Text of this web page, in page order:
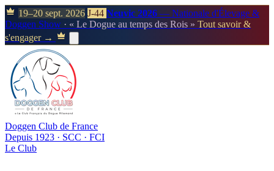
19–20 sept. 2026 J-44 Neuvic 2026 — Nationale d'Élevage &
Doggen Show · « Le Dogue au temps des Rois » Tout savoir &
s'engager →
Doggen Club de France
Depuis 1923 · SCC · FCI
Le Club